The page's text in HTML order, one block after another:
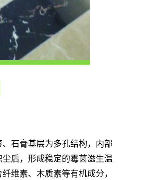
石膏基层为多孔结构，内部
后，形成稳定的霉菌滋生温
维素、木质素等有机成分，